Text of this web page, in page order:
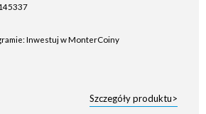
Inwestuj w MonterCoiny
Szczegóły produktu>